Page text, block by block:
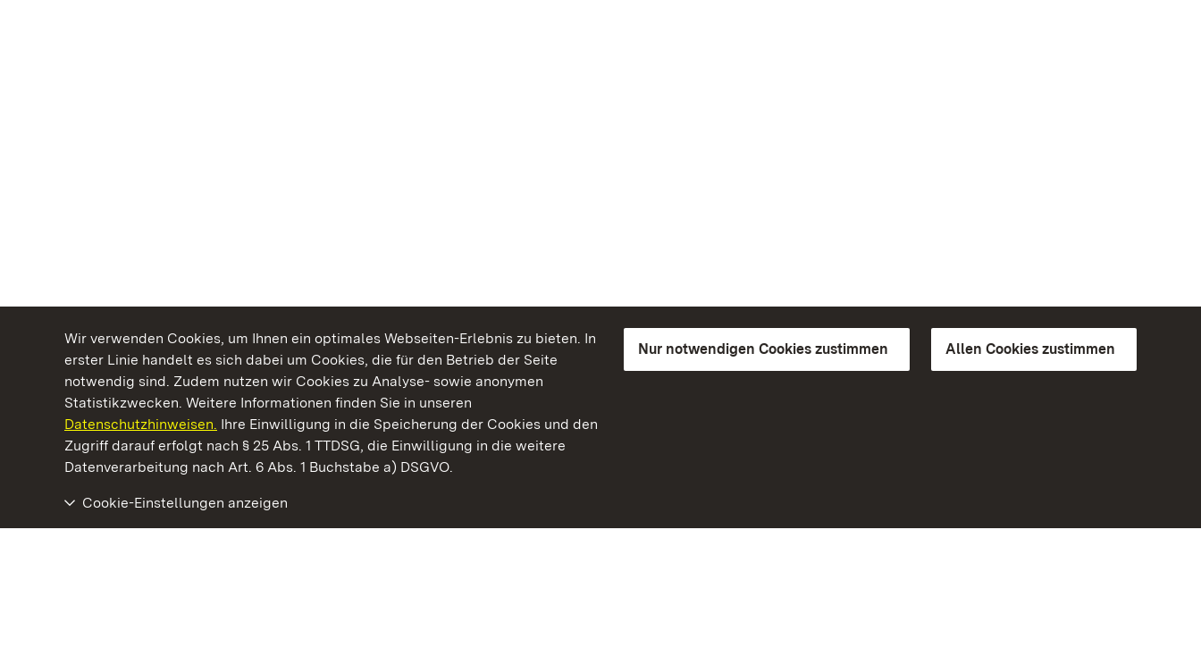
Wir verwenden Cookies, um Ihnen ein optimales Webseiten-Erlebnis zu bieten. In
erster Linie handelt es sich dabei um Cookies, die für den Betrieb der Seite
notwendig sind. Zudem nutzen wir Cookies zu Analyse- sowie anonymen
Statistikzwecken. Weitere Informationen finden Sie in unseren
Datenschutzhinweisen. Ihre Einwilligung in die Speicherung der Cookies und den
Zugriff darauf erfolgt nach § 25 Abs. 1 TTDSG, die Einwilligung in die weitere
Datenverarbeitung nach Art. 6 Abs. 1 Buchstabe a) DSGVO.
Nur notwendigen Cookies zustimmen Allen Cookies zustimmen
Cookie-Einstellungen anzeigen
Kommen. Staunen. Genießen.